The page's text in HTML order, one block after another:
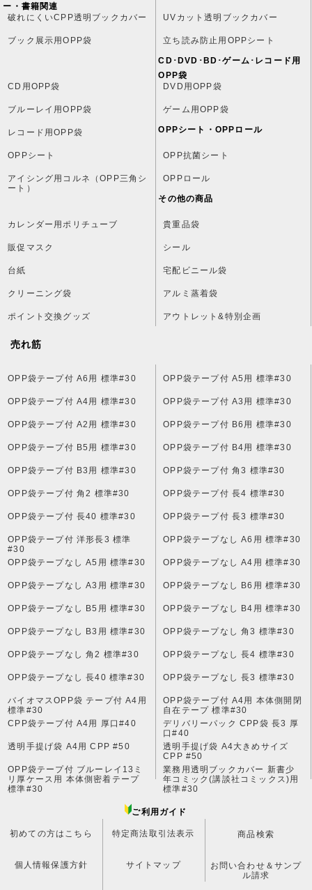
ー・書籍関連
破れにくいCPP透明ブックカバー UVカット透明ブックカバー
ブック展示用OPP袋 立ち読み防止用OPPシート
CD･DVD･BD･ゲーム･レコード用
OPP袋
CD用OPP袋
DVD用OPP袋
ブルーレイ用OPP袋 ゲーム用OPP袋
レコード用OPP袋 OPPシート・OPPロール
OPPシート OPP抗菌シート
アイシング用コルネ（OPP三角シ
ート）
OPPロール
その他の商品
カレンダー用ポリチューブ 貴重品袋
販促マスク シール
台紙 宅配ビニール袋
クリーニング袋 アルミ蒸着袋
ポイント交換グッズ アウトレット&特別企画
売れ筋
OPP袋テープ付 A6用 標準#30 OPP袋テープ付 A5用 標準#30
OPP袋テープ付 A4用 標準#30 OPP袋テープ付 A3用 標準#30
OPP袋テープ付 A2用 標準#30 OPP袋テープ付 B6用 標準#30
OPP袋テープ付 B5用 標準#30 OPP袋テープ付 B4用 標準#30
OPP袋テープ付 B3用 標準#30 OPP袋テープ付 角3 標準#30
OPP袋テープ付 角2 標準#30 OPP袋テープ付 長4 標準#30
OPP袋テープ付 長40 標準#30 OPP袋テープ付 長3 標準#30
OPP袋テープ付 洋形長3 標準
#30
OPP袋テープなし A6用 標準#30
OPP袋テープなし A5用 標準#30 OPP袋テープなし A4用 標準#30
OPP袋テープなし A3用 標準#30 OPP袋テープなし B6用 標準#30
OPP袋テープなし B5用 標準#30 OPP袋テープなし B4用 標準#30
OPP袋テープなし B3用 標準#30 OPP袋テープなし 角3 標準#30
OPP袋テープなし 角2 標準#30 OPP袋テープなし 長4 標準#30
OPP袋テープなし 長40 標準#30 OPP袋テープなし 長3 標準#30
バイオマスOPP袋 テープ付 A4用
標準#30
OPP袋テープ付 A4用 本体側開閉
自在テープ 標準#30
CPP袋テープ付 A4用 厚口#40
デリバリーパック CPP袋 長3 厚
口#40
透明手提げ袋 A4用 CPP #50
透明手提げ袋 A4大きめサイズ
CPP #50
OPP袋テープ付 ブルーレイ13ミ
リ厚ケース用 本体側密着テープ
標準#30
業務用透明ブックカバー 新書少
年コミック(講談社コミックス)用
標準#30
ご利用ガイド
初めての方はこちら 特定商法取引法表示 商品検索
個人情報保護方針 サイトマップ
お問い合わせ＆サンプ
ル請求